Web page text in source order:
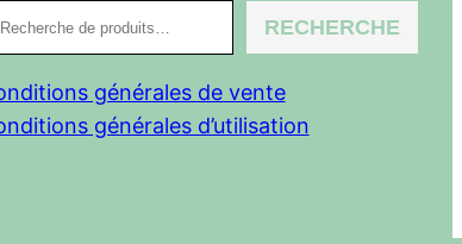
RECHERCHE
générales de vente
générales d’utilisation